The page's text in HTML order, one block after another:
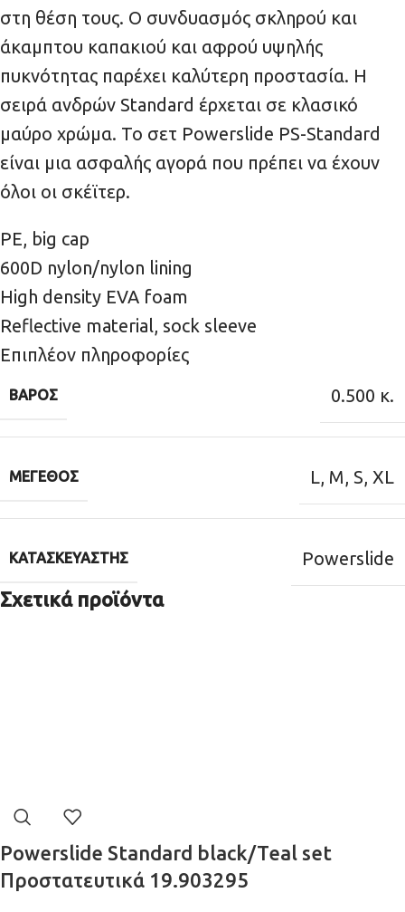
στη θέση τους. Ο συνδυασμός σκληρού και
άκαμπτου καπακιού και αφρού υψηλής
πυκνότητας παρέχει καλύτερη προστασία. Η
σειρά ανδρών Standard έρχεται σε κλασικό
μαύρο χρώμα. Το σετ Powerslide PS-Standard
είναι μια ασφαλής αγορά που πρέπει να έχουν
όλοι οι σκέϊτερ.
PE, big cap
600D nylon/nylon lining
High density EVA foam
Reflective material, sock sleeve
Επιπλέον πληροφορίες
ΒΆΡΟΣ 0.500 κ.
ΜΈΓΕΘΟΣ L, M, S, XL
ΚΑΤΑΣΚΕΥΑΣΤΉΣ Powerslide
Σχετικά προϊόντα
Powerslide Standard black/Teal set
Προστατευτικά 19.903295